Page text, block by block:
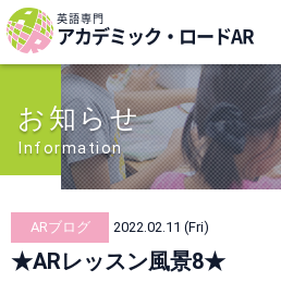
英語専門
アカデミック・ロードAR
お知らせ
Information
ARブログ 2022.02.11 (Fri)
★ARレッスン風景8★